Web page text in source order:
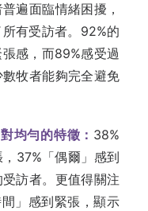
遍面臨情緒困擾，
有受訪者。92%的
感，而89%感受過
牧者能夠完全避免
均勻的特徵： 38%
37%「偶爾」感到
訪者。更值得關注
」感到緊張，顯示